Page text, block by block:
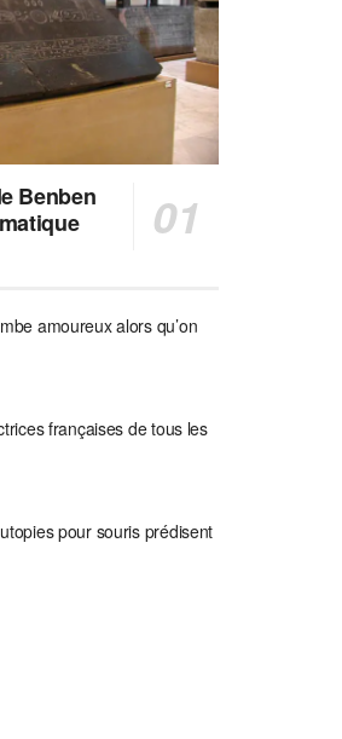
Benben
amoureux alors qu’on
françaises de tous les
pour souris prédisent